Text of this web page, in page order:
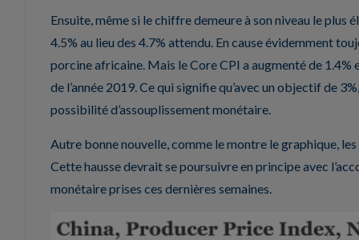
Ensuite, même si le chiffre demeure à son niveau le plus
4.5% au lieu des 4.7% attendu. En cause évidemment
porcine africaine. Mais le Core CPI a augmenté de 1.4%
de l’année 2019. Ce qui signifie qu’avec un objectif de
possibilité d’assouplissement monétaire.
Autre bonne nouvelle, comme le montre le graphique,
Cette hausse devrait se poursuivre en principe avec
monétaire prises ces dernières semaines.